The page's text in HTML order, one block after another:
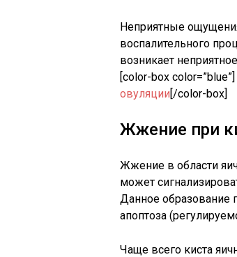
Неприятные
воспалительного
возникает
[color-box color=”blue”]
овуляции[/color-box]
Жжение при
Жжение в области
может
Данное образование
апоптоза
Чаще всего киста